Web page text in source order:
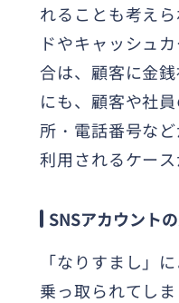
れることも考え
ドやキャッシュ
合は、顧客に金
にも、顧客や社
所・電話番号な
利用されるケース
SNSアカウント
「なりすまし」
乗っ取られてし